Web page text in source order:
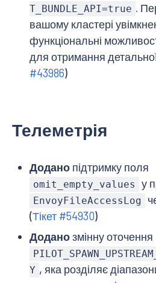
T_BUNDLE_API=true .
вашому кластері
функціональні
для отримання
#43986)
Телеметрія
Доданопідтримку поля
omit_empty_values у
EnvoyFileAccessLog
(Тікет #54930)
Доданозмінну оточення
Y , яка розділяє